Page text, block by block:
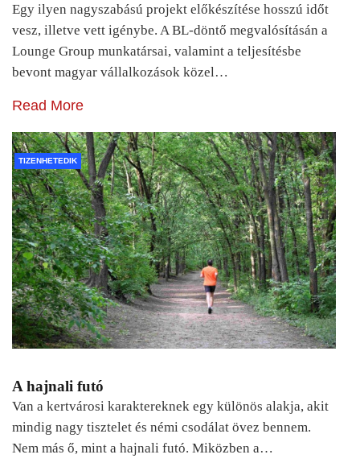
Egy ilyen nagyszabású projekt előkészítése hosszú időt
vesz, illetve vett igénybe. A BL-döntő megvalósításán a
Lounge Group munkatársai, valamint a teljesítésbe
bevont magyar vállalkozások közel…
Read More
TIZENHETEDIK
A hajnali futó
Van a kertvárosi karaktereknek egy különös alakja, akit
mindig nagy tisztelet és némi csodálat övez bennem.
Nem más ő, mint a hajnali futó. Miközben a…